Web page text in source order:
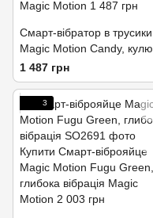
Смарт-вібратор в трусики
Magic Motion Candy, кулю
можна використовувати
окремо
1 487 грн
3